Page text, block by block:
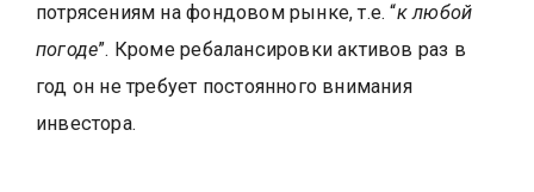
потрясениям на фондовом рынке, т.е. “к любой
погоде”. Кроме ребалансировки активов раз в
год он не требует постоянного внимания
инвестора.